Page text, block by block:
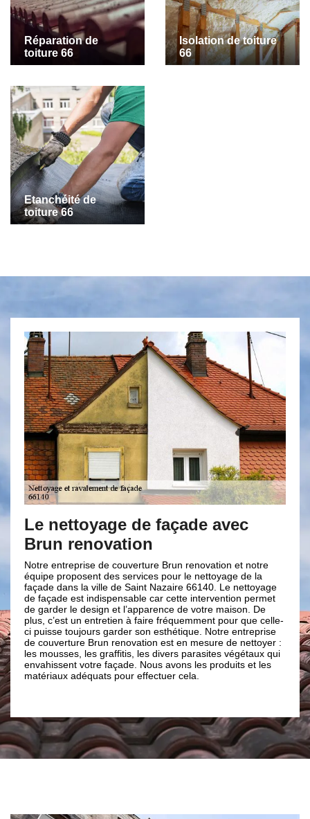
Réparation de
toiture 66
Isolation de toiture
66
Etanchéité de
toiture 66
de façade avec
de couverture Brun renovation et notre
des services pour le nettoyage de la
ville de Saint Nazaire 66140. Le nettoyage
car cette intervention permet
et l’apparence de votre maison. De
à faire fréquemment pour que celle-
garder son esthétique. Notre entreprise
renovation est en mesure de nettoyer :
graffitis, les divers parasites végétaux qui
façade. Nous avons les produits et les
pour effectuer cela.
Travail bien
Pour un ravalement
entreprise de
tout par une évaluation
passe par un diagnostic
proposer les traitements
tous vos problèmes de
peintures de façade, les
façades, les fissures et
dégradation des joints
fournir les meilleures
des travaux bien
contacter notre